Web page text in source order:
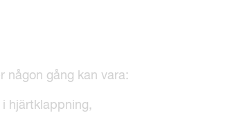
någon gång kan vara:
hjärtklappning,